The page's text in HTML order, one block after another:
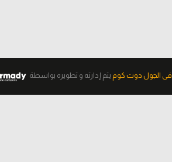
فى الجول دوت كوم يتم إدارته و تطويره بواسطة